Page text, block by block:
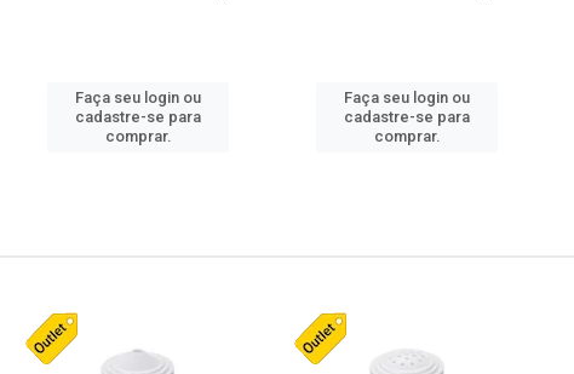
Faça seu login ou
cadastre-se para
comprar.
Faça seu login ou
cadastre-se para
comprar.